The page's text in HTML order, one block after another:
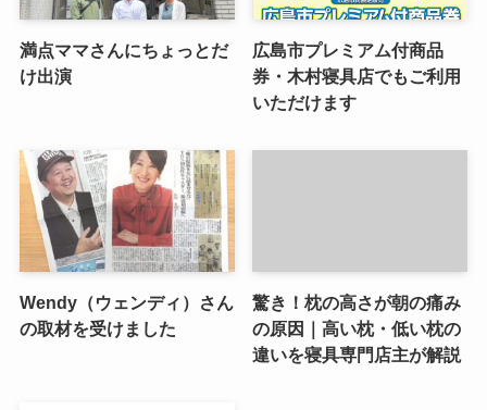
満点ママさんにちょっとだ
け出演
広島市プレミアム付商品
券・木村寝具店でもご利用
いただけます
Wendy（ウェンディ）さん
の取材を受けました
驚き！枕の高さが朝の痛み
の原因｜高い枕・低い枕の
違いを寝具専門店主が解説